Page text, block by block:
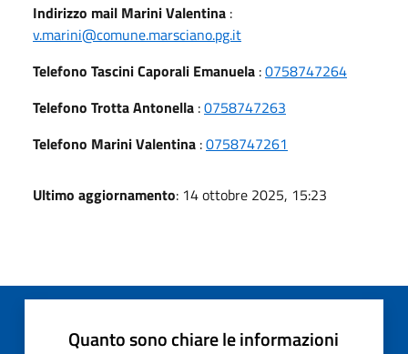
Indirizzo mail Marini Valentina :
v.marini@comune.marsciano.pg.it
Telefono Tascini Caporali Emanuela :0758747264
Telefono Trotta Antonella :0758747263
Telefono Marini Valentina :0758747261
Ultimo aggiornamento: 14 ottobre 2025, 15:23
Quanto sono chiare le informazioni